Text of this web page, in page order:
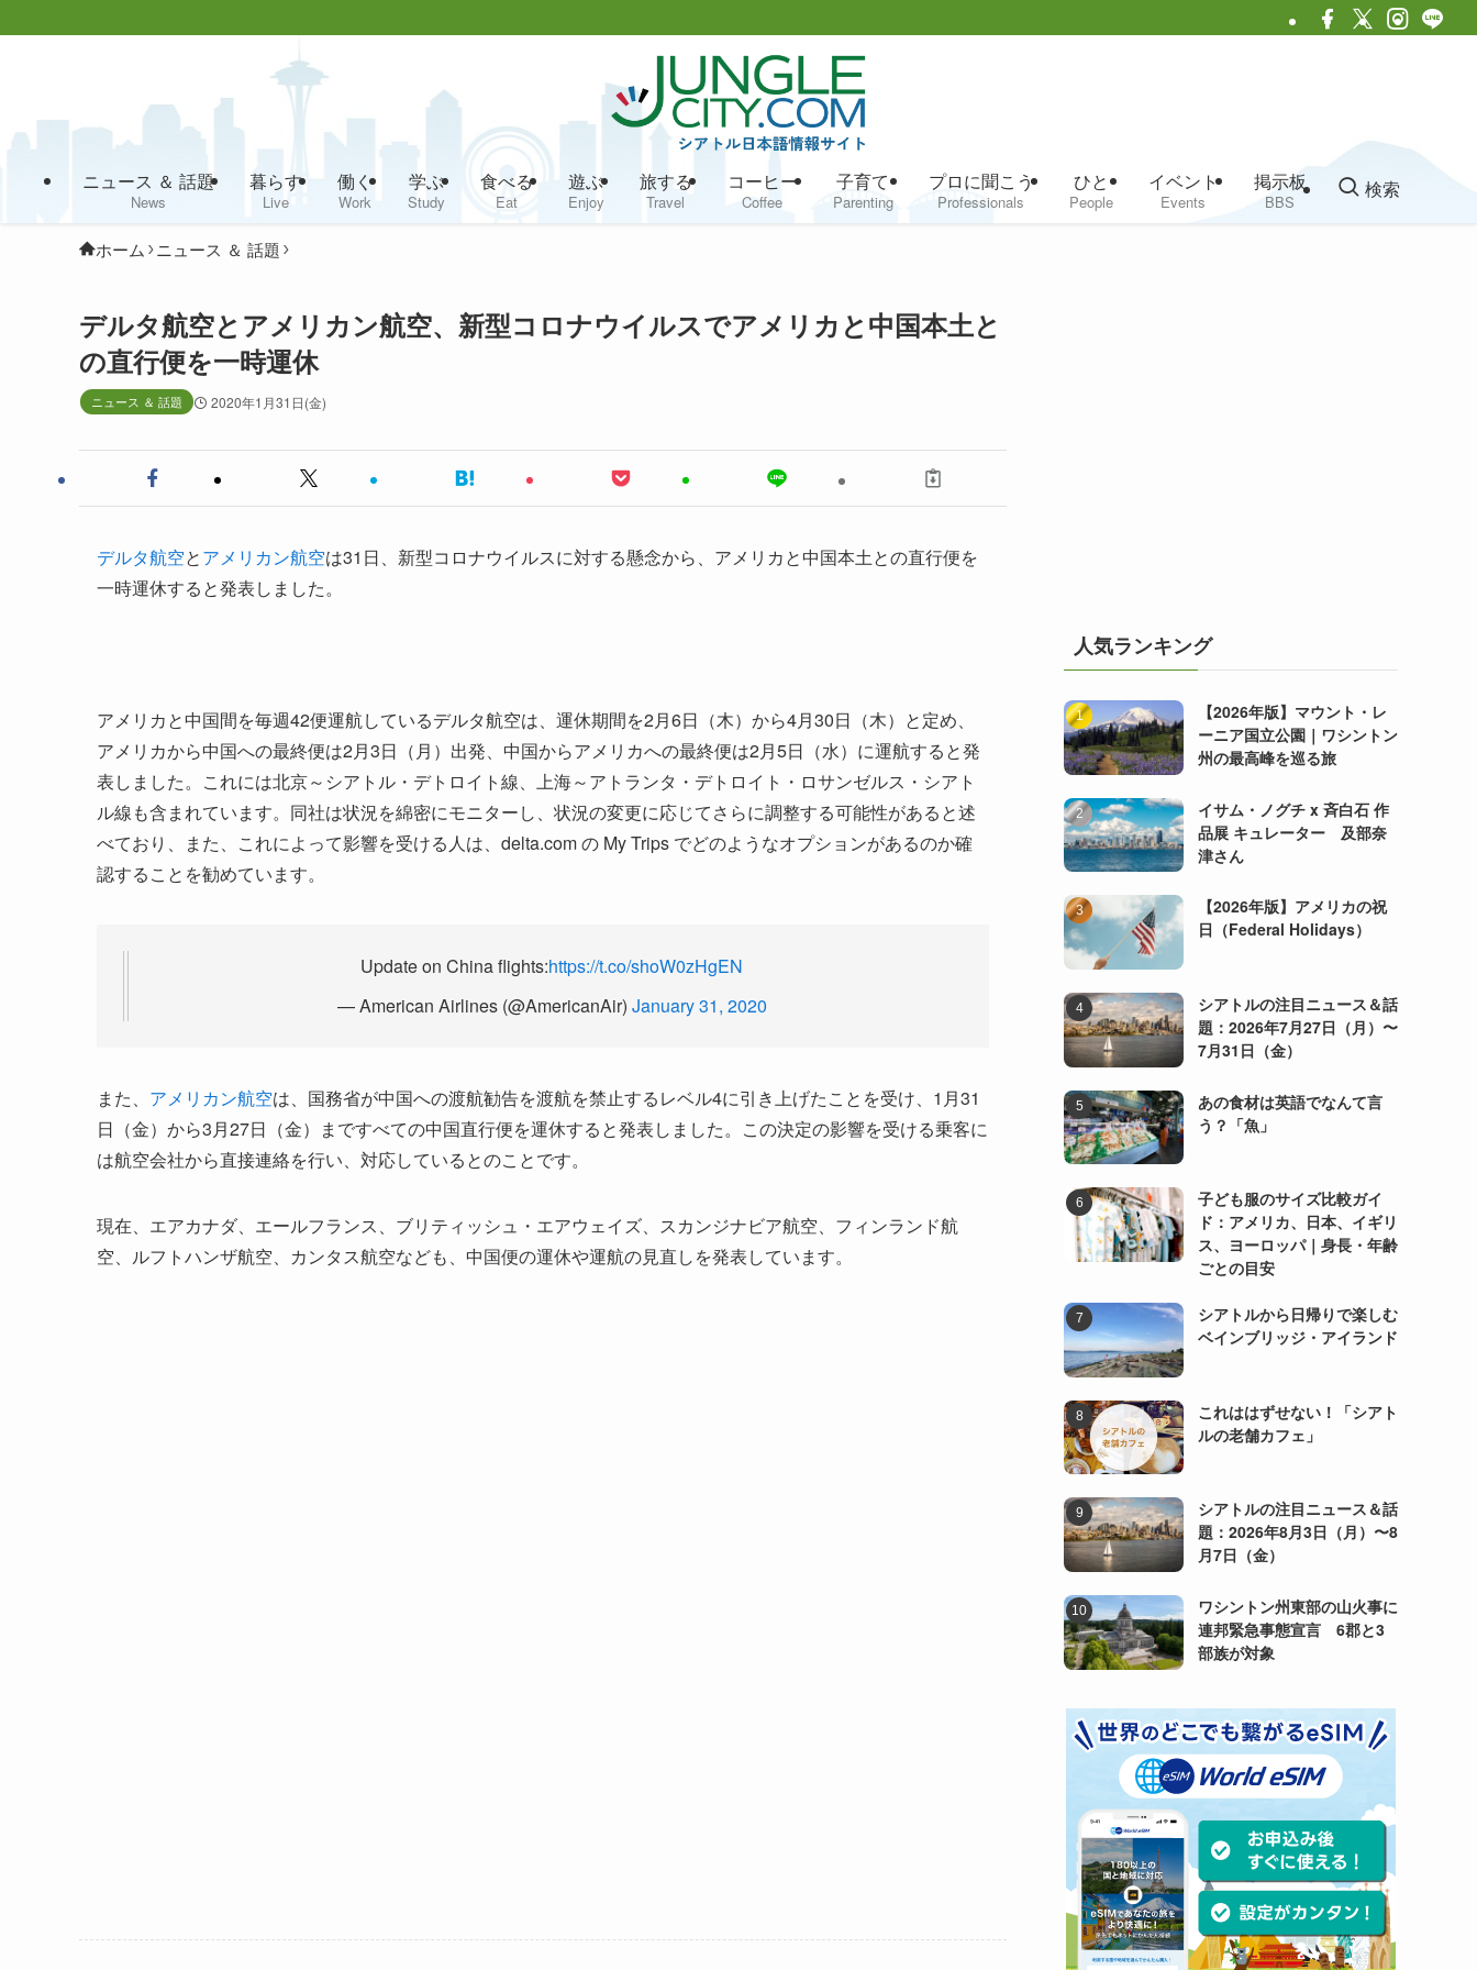
ニュース ＆ 話題
News
暮らす
Live
働く
Work
学ぶ
Study
食べる
Eat
遊ぶ
Enjoy
旅する
Travel
コーヒー
Coffee
子育て
Parenting
プロに聞こう
Professionals
ひと
People
イベント
Events
掲示板
BBS
検索
ホーム ニュース ＆ 話題
デルタ航空とアメリカン航空、新型コロナウイルスでアメリカと中国本土と
の直行便を一時運休
ニュース ＆ 話題 2020年1月31日(金)
デルタ航空とアメリカン航空は31日、新型コロナウイルスに対する懸念から、アメリカと中国本土との直行便を
一時運休すると発表しました。
アメリカと中国間を毎週42便運航しているデルタ航空は、運休期間を2月6日（木）から4月30日（木）と定め、
アメリカから中国への最終便は2月3日（月）出発、中国からアメリカへの最終便は2月5日（水）に運航すると発
表しました。これには北京～シアトル・デトロイト線、上海～アトランタ・デトロイト・ロサンゼルス・シアト
ル線も含まれています。同社は状況を綿密にモニターし、状況の変更に応じてさらに調整する可能性があると述
べており、また、これによって影響を受ける人は、delta.com の My Trips でどのようなオプションがあるのか確
認することを勧めています。
Update on China flights:https://t.co/shoW0zHgEN
— American Airlines (@AmericanAir) January 31, 2020
また、 アメリカン航空は、国務省が中国への渡航勧告を渡航を禁止するレベル4に引き上げたことを受け、1月31
日（金）から3月27日（金）まですべての中国直行便を運休すると発表しました。この決定の影響を受ける乗客に
は航空会社から直接連絡を行い、対応しているとのことです。
現在、エアカナダ、エールフランス、ブリティッシュ・エアウェイズ、スカンジナビア航空、フィンランド航
空、ルフトハンザ航空、カンタス航空なども、中国便の運休や運航の見直しを発表しています。
人気ランキング
【2026年版】マウント・レ
ーニア国立公園｜ワシントン
州の最高峰を巡る旅
イサム・ノグチ x 斉白石 作
品展 キュレーター 及部奈
津さん
【2026年版】アメリカの祝
日（Federal Holidays）
シアトルの注目ニュース＆話
題：2026年7月27日（月）〜
7月31日（金）
あの食材は英語でなんて言
う？「魚」
子ども服のサイズ比較ガイ
ド：アメリカ、日本、イギリ
ス、ヨーロッパ｜身長・年齢
ごとの目安
シアトルから日帰りで楽しむ
ベインブリッジ・アイランド
これははずせない！「シアト
ルの老舗カフェ」
シアトルの注目ニュース＆話
題：2026年8月3日（月）〜8
月7日（金）
ワシントン州東部の山火事に
連邦緊急事態宣言 6郡と3
部族が対象